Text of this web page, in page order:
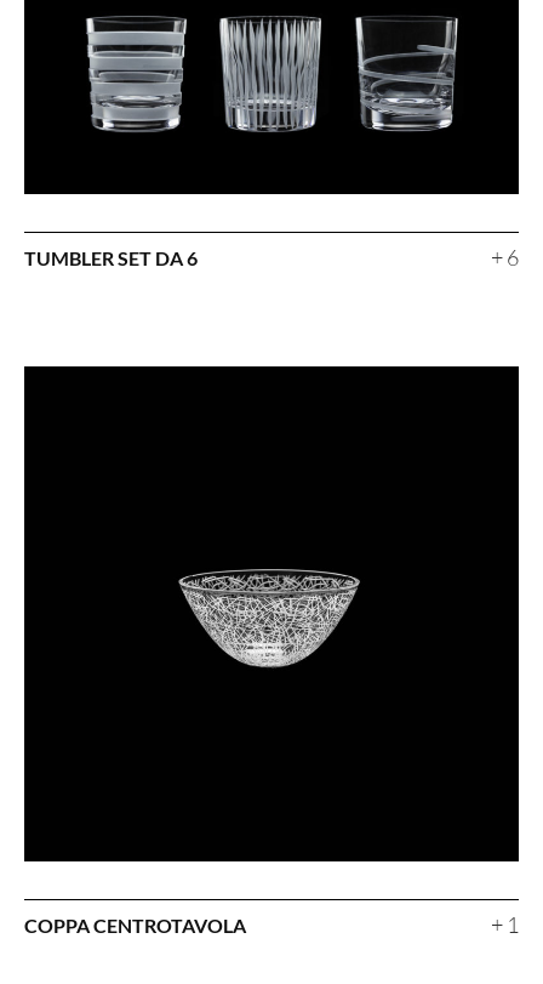
TUMBLER SET DA 6 + 6
COPPA CENTROTAVOLA + 1